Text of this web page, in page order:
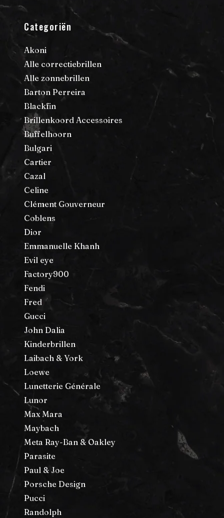
Categoriën
Akoni
Alle correctiebrillen
Alle zonnebrillen
Barton Perreira
Blackfin
Brillenkoord Accessoires
Buffelhoorn
Bulgari
Cartier
Cazal
Celine
Clément Gouverneur
Coblens
Dior
Emmanuelle Khanh
Evil eye
Factory900
Fendi
Fred
Gucci
John Dalia
Kinderbrillen
Laibach & York
Loewe
Lunetterie Générale
Lunor
Max Mara
Maybach
Meta Ray-Ban & Oakley
Parasite
Paul & Joe
Porsche Design
Pucci
Randolph